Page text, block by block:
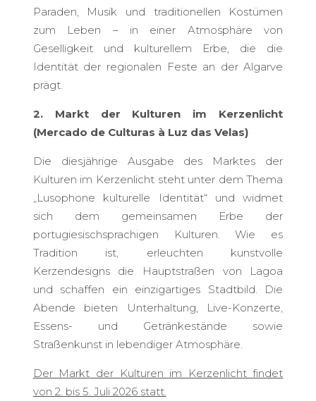
Paraden, Musik und traditionellen Kostümen
zum Leben – in einer Atmosphäre von
Geselligkeit und kulturellem Erbe, die die
Identität der regionalen Feste an der Algarve
prägt.
2.
Markt der Kulturen im Kerzenlicht
(Mercado de Culturas à Luz das Velas)
Die diesjährige Ausgabe des Marktes der
Kulturen im Kerzenlicht steht unter dem Thema
„Lusophone kulturelle Identität“ und widmet
sich dem gemeinsamen Erbe der
portugiesischsprachigen Kulturen. Wie es
Tradition ist, erleuchten kunstvolle
Kerzendesigns die Hauptstraßen von Lagoa
und schaffen ein einzigartiges Stadtbild. Die
Abende bieten Unterhaltung, Live-Konzerte,
Essens- und Getränkestände sowie
Straßenkunst in lebendiger Atmosphäre.
Der Markt der Kulturen im Kerzenlicht findet
von 2. bis 5. Juli 2026 statt.